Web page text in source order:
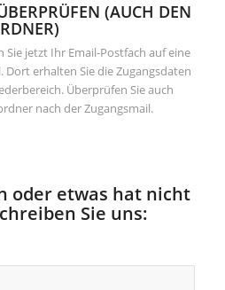
(AUCH DEN
Sie jetzt Ihr Email-Postfach auf eine
Dort erhalten Sie die Zugangsdaten
Überprüfen Sie auch
nach der Zugangsmail.
oder etwas hat nicht
Sie uns: